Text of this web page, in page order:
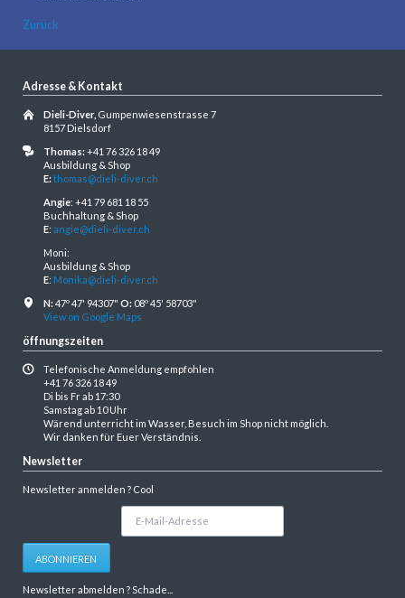
Zurück
Adresse & Kontakt
Dieli-Diver, Gumpenwiesenstrasse 7
8157 Dielsdorf
Thomas:+41 76 326 18 49
Ausbildung & Shop
E:thomas@dieli-diver.ch
Angie: +41 79 681 18 55
Buchhaltung & Shop
E: angie@dieli-diver.ch
Moni:
Ausbildung & Shop
E: Monika@dieli-diver.ch
N:47º 47' 94307" O:08º 45' 58703"
View on Google Maps
öffnungszeiten
Telefonische Anmeldung empfohlen
+41 76 326 18 49
Di bis Fr ab 17:30
Samstag ab 10 Uhr
Wärend unterricht im Wasser, Besuch im Shop nicht möglich.
Wir danken für Euer Verständnis.
Newsletter
Newsletter anmelden ? Cool
Adresse
ABONNIEREN
Newsletter abmelden ? Schade...